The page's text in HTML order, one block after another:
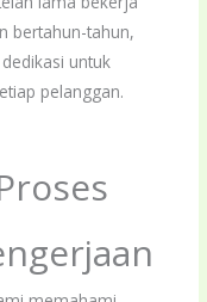
bertahun-tahun,
untuk
pelanggan.